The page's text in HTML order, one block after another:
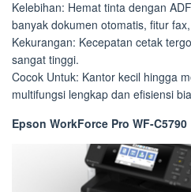
Kelebihan: Hemat tinta dengan
banyak dokumen otomatis, fitur
Kekurangan: Kecepatan cetak
sangat tinggi.
Cocok Untuk: Kantor kecil hingga
multifungsi lengkap dan efisiensi
Epson WorkForce Pro WF-C5790